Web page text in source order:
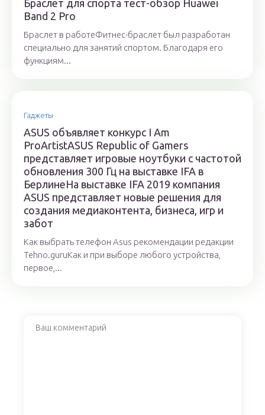
Браслет для спорта тест-обзор Huawei
Band 2 Pro
Браслет в работеФитнес-браслет был разработан
специально для занятий спортом. Благодаря его
функциям...
Гаджеты
ASUS объявляет конкурс I Am
ProArtistASUS Republic of Gamers
представляет игровые ноутбуки с частотой
обновления 300 Гц на выставке IFA в
БерлинеНа выставке IFA 2019 компания
ASUS представляет новые решения для
создания медиаконтента, бизнеса, игр и
забот
Как выбрать телефон Asus рекомендации редакции
Tehno.guruКак и при выборе любого устройства,
первое,...